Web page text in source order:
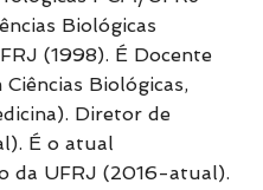
Biológicas
(1998). É Docente
Biológicas,
Diretor de
É o atual
da UFRJ (2016-atual).